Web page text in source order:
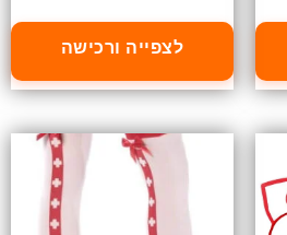
לצפייה ורכישה